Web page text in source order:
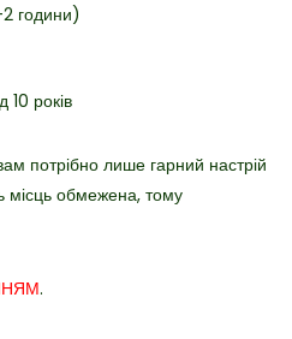
2 години)
10 років
потрібно лише гарний настрій
місць обмежена, тому
.